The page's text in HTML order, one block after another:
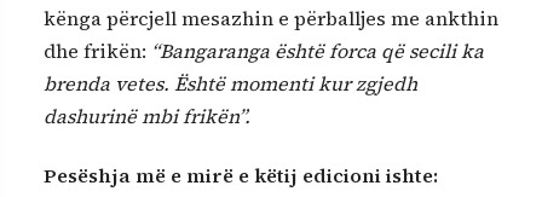
kënga përcjell mesazhin e përballjes me ankthin
dhe frikën: “Bangaranga është forca që secili ka
brenda vetes. Është momenti kur zgjedh
dashurinë mbi frikën”.
Pesëshja më e mirë e këtij edicioni ishte: